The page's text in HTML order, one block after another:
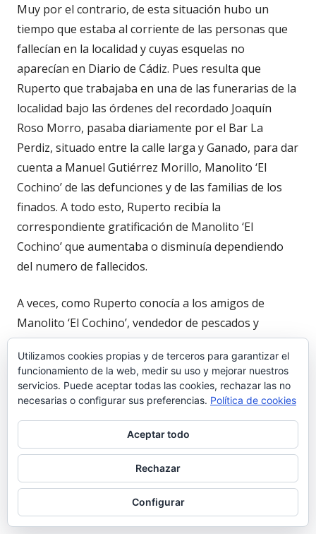
Muy por el contrario, de esta situación hubo un
tiempo que estaba al corriente de las personas que
fallecían en la localidad y cuyas esquelas no
aparecían en Diario de Cádiz. Pues resulta que
Ruperto que trabajaba en una de las funerarias de la
localidad bajo las órdenes del recordado Joaquín
Roso Morro, pasaba diariamente por el Bar La
Perdiz, situado entre la calle larga y Ganado, para dar
cuenta a Manuel Gutiérrez Morillo, Manolito ‘El
Cochino’ de las defunciones y de las familias de los
finados. A todo esto, Ruperto recibía la
correspondiente gratificación de Manolito ‘El
Cochino’ que aumentaba o disminuía dependiendo
del numero de fallecidos.
A veces, como Ruperto conocía a los amigos de
Manolito ‘El Cochino’, vendedor de pescados y
mariscos en la Lonja de este puerto y regente de una
pescadería en la Plaza de Abastos por aquellos años
a los que me refiero, se nos acercaba y sin preguntar
nos ponía al corriente con una frase que jamás
olvidare: “Hoy han caído…”
En fin. Como olvidar la cordialidad de ‘El Mijita’, la
constancia de Ruperto y, sobre todo, las ocurrencias
de Manolito ‘El Cochino’.
Utilizamos cookies propias y de terceros para garantizar el
funcionamiento de la web, medir su uso y mejorar nuestros
servicios. Puede aceptar todas las cookies, rechazar las no
necesarias o configurar sus preferencias. Política de cookies
Aceptar todo
Rechazar
Configurar